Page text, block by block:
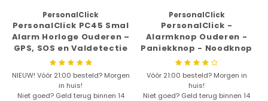
PersonalClick
PersonalClick PC45 Smal
Alarm Horloge Ouderen –
GPS, SOS en Valdetectie
– Rood
NIEUW! Vóór 21:00 besteld? Morgen
in huis!
Niet goed? Geld terug binnen 14
PersonalClick
PersonalClick -
Alarmknop Ouderen -
Paniekknop - Noodknop
- Ouderen Alarm -
Senioren Alarm -
Persoonlijk alarm -
Alarmknop senioren -
Vóór 21:00 besteld? Morgen in
huis!
Niet goed? Geld terug binnen 14